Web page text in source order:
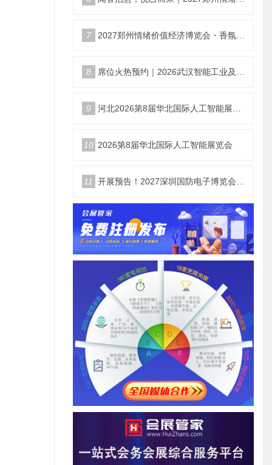
7 2027郑州情绪价值经济博览会・香氛产业馆
8 席位火热预约｜2026武汉智能工业及自动化展9月22日盛大开幕
9 河北2026第8届华北国际人工智能展览会
10 2026第8届华北国际人工智能展览会
11 开展预告！2027深圳国防电子博览会4月9日开展！